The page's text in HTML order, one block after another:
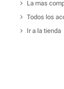
La mas
Todos los
Ir a la tienda